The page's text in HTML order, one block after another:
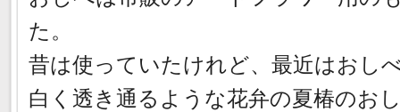
た。
昔は使っていたけれど、最近はおし
白く透き通るような花弁の夏椿のお